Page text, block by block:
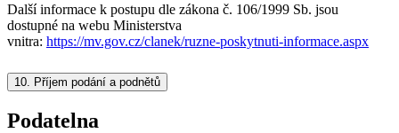
Další informace k postupu dle zákona č. 106/1999 Sb. jsou
dostupné na webu Ministerstva
vnitra: https://mv.gov.cz/clanek/ruzne-poskytnuti-informace.aspx
10. Příjem podání a podnětů
Podatelna